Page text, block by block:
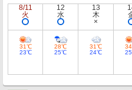
8/11
火
31℃
23℃
12
水
28℃
25℃
13
木
31℃
24℃